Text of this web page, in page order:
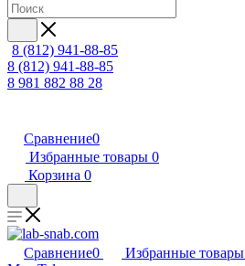
8 (812) 941-88-85
8 (812) 941-88-85
8 981 882 88 28
Сравнение0
Избранные товары 0
Корзина 0
Сравнение0 Избранные товары